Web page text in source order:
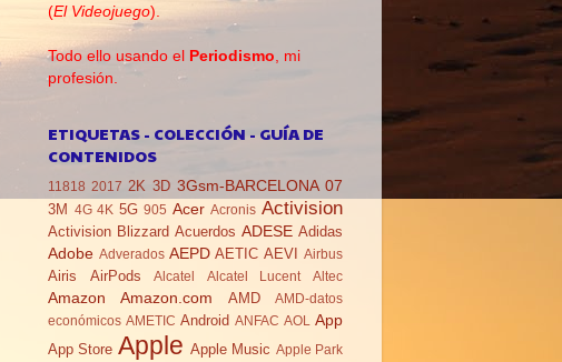
(El Videojuego).
Todo ello usando el Periodismo , mi
profesión.
ETIQUETAS - COLECCIÓN - GUÍA DE
CONTENIDOS
11818 2017 2K 3D 3Gsm-BARCELONA 07
3M 4G 4K 5G 905 Acer Acronis Activision
Activision Blizzard Acuerdos ADESE Adidas
Adobe Adverados AEPD AETIC AEVI Airbus
Airis AirPods Alcatel Alcatel Lucent Altec
Amazon Amazon.com AMD
AMD-datos
económicos AMETIC Android ANFAC AOL App
App Store Apple Apple Music Apple Park